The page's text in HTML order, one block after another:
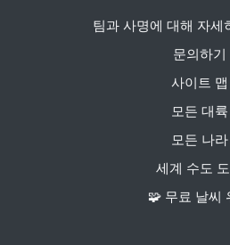
팀과 사명에 대해 자세
문의하기
사이트 맵
모든 대륙
모든 나라
세계 수도
🧩 무료 날씨